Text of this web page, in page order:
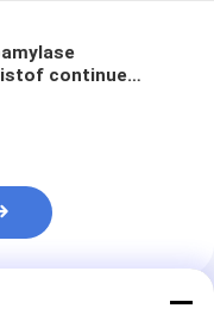
continue